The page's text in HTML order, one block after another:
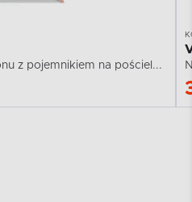
z pojemnikiem na pościel...